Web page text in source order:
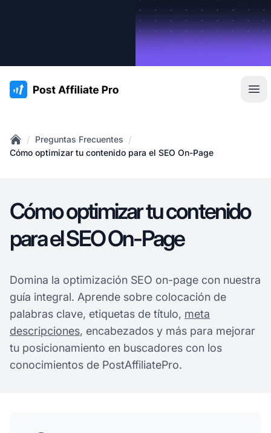
:site.title
Home
/ Preguntas Frecuentes /
Cómo optimizar tu contenido para el SEO On-Page
Cómo optimizar tu contenido
para el SEO On-Page
Domina la optimización SEO on-page con nuestra
guía integral. Aprende sobre colocación de
palabras clave, etiquetas de título, meta
descripciones, encabezados y más para mejorar
tu posicionamiento en buscadores con los
conocimientos de PostAffiliatePro.